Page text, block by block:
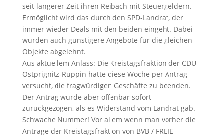
seit längerer Zeit ihren Reibach mit Steuergeldern.
Ermöglicht wird das durch den SPD-Landrat, der
immer wieder Deals mit den beiden eingeht. Dabei
wurden auch günstigere Angebote für die gleichen
Objekte abgelehnt.
Aus aktuellem Anlass: Die Kreistagsfraktion der CDU
Ostprignitz-Ruppin hatte diese Woche per Antrag
versucht, die fragwürdigen Geschäfte zu beenden.
Der Antrag wurde aber offenbar sofort
zurückgezogen, als es Widerstand vom Landrat gab.
Schwache Nummer! Vor allem wenn man vorher die
Anträge der Kreistagsfraktion von BVB / FREIE